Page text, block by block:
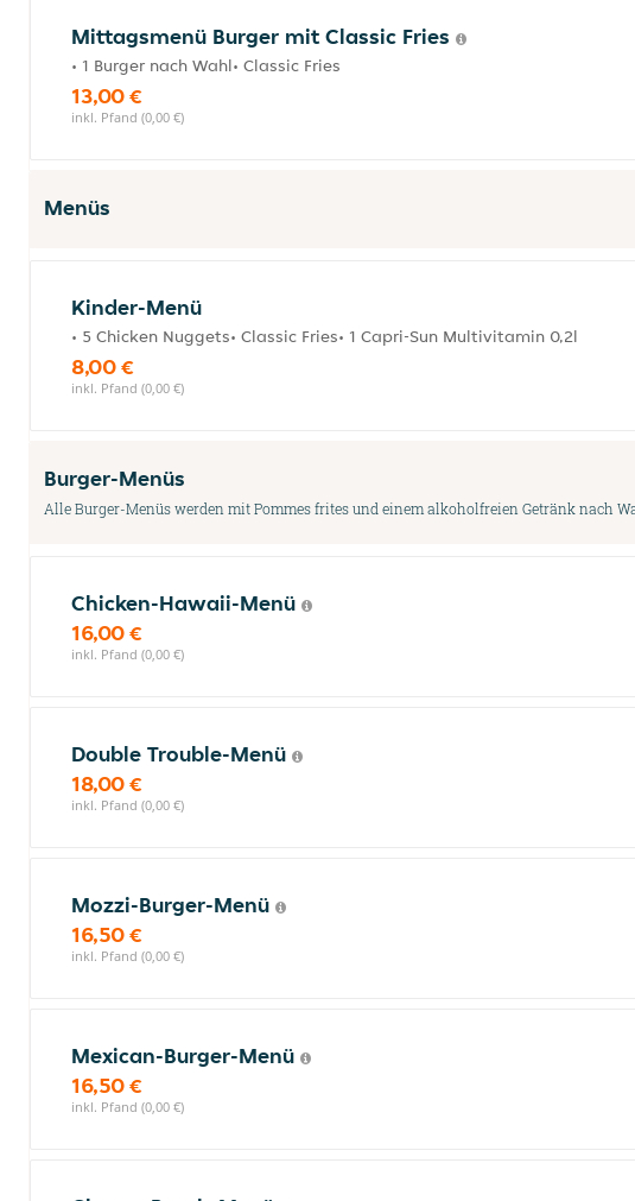
Mittagsmenü Burger mit Classic Fries
• 1 Burger nach Wahl• Classic Fries
13,00 €
inkl. Pfand (0,00 €)
Menüs
Kinder-Menü
• 5 Chicken Nuggets• Classic Fries• 1 Capri-Sun Multivitamin 0,2l
8,00 €
inkl. Pfand (0,00 €)
Burger-Menüs
Alle Burger-Menüs werden mit Pommes frites und einem alkoholfreien Getränk nach
Chicken-Hawaii-Menü
16,00 €
inkl. Pfand (0,00 €)
Double Trouble-Menü
18,00 €
inkl. Pfand (0,00 €)
Mozzi-Burger-Menü
16,50 €
inkl. Pfand (0,00 €)
Mexican-Burger-Menü
16,50 €
inkl. Pfand (0,00 €)